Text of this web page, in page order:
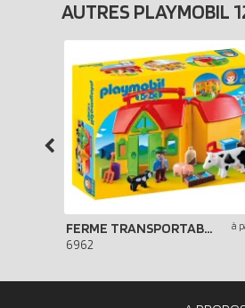
AUTRES PLAYMOBIL
FERME TRANSPORTABLE AVEC ANIMAUX
6962
à